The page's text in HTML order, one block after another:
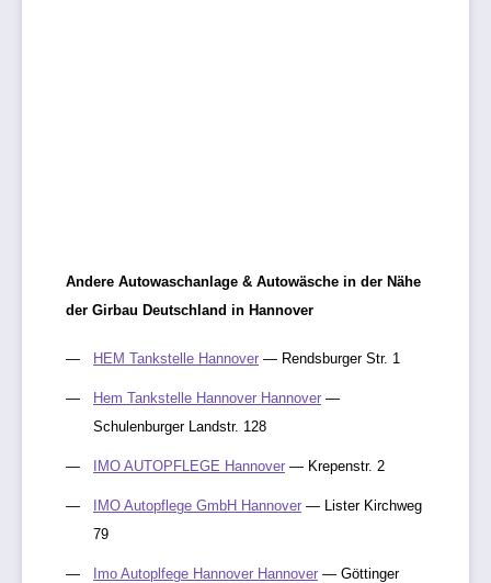
Andere Autowaschanlage & Autowäsche in der Nähe
der Girbau Deutschland in Hannover
HEM Tankstelle Hannover — Rendsburger Str. 1
Hem Tankstelle Hannover Hannover —
Schulenburger Landstr. 128
IMO AUTOPFLEGE Hannover — Krepenstr. 2
IMO Autopflege GmbH Hannover — Lister Kirchweg
79
Imo Autoplfege Hannover Hannover — Göttinger